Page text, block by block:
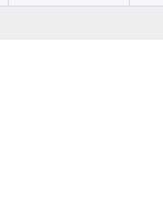
ー